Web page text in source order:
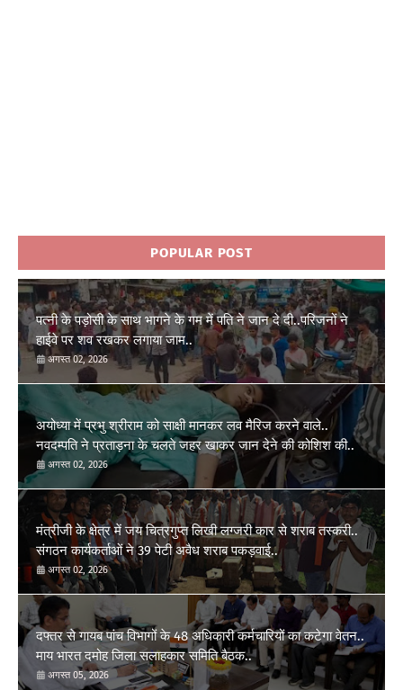
POPULAR POST
पत्नी के पड़ोसी के साथ भागने के गम में पति ने जान दे दी..परिजनों ने
हाईवे पर शव रखकर लगाया जाम..
अगस्त 02, 2026
अयोध्या में प्रभु श्रीराम को साक्षी मानकर लव मैरिज करने वाले..
नवदम्पति ने प्रताड़ना के चलते जहर खाकर जान देने की कोशिश की..
अगस्त 02, 2026
मंत्रीजी के क्षेत्र में जय चित्रगुप्त लिखी लग्जरी कार से शराब तस्करी..
संगठन कार्यकर्ताओं ने 39 पेटी अवैध शराब पकड़वाई..
अगस्त 02, 2026
दफ्तर से गायब पांच विभागों के 48 अधिकारी कर्मचारियों का कटेगा वेतन..
माय भारत दमोह जिला सलाहकार समिति बैठक..
अगस्त 05, 2026